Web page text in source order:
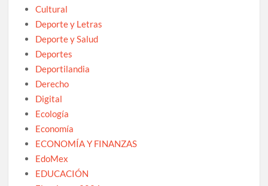
Cultural
Deporte y Letras
Deporte y Salud
Deportes
Deportilandia
Derecho
Digital
Ecología
Economía
ECONOMÍA Y FINANZAS
EdoMex
EDUCACIÓN